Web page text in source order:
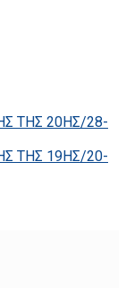
ΤΗΣ 20ΗΣ/28-
ΤΗΣ 19ΗΣ/20-